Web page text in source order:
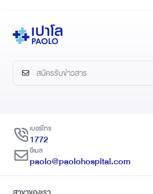
เบอร์โทร
1772
อีเมล
paolo@paolohospital.com